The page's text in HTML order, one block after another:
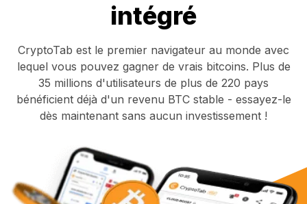
intégré
CryptoTab est le premier navigateur au monde avec
lequel vous pouvez gagner de vrais bitcoins. Plus de
35 millions d'utilisateurs de plus de 220 pays
bénéficient déjà d'un revenu BTC stable - essayez-le
dès maintenant sans aucun investissement !